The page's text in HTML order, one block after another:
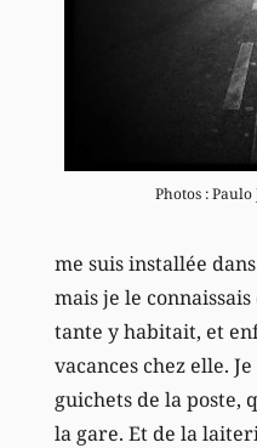
Photos : Paulo
me suis installée
mais je le
tante y habitait, et
vacances chez elle.
guichets de la poste,
la gare. Et de la